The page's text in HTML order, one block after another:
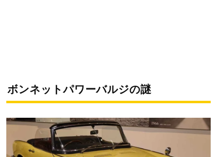
ボンネットパワーバルジの謎